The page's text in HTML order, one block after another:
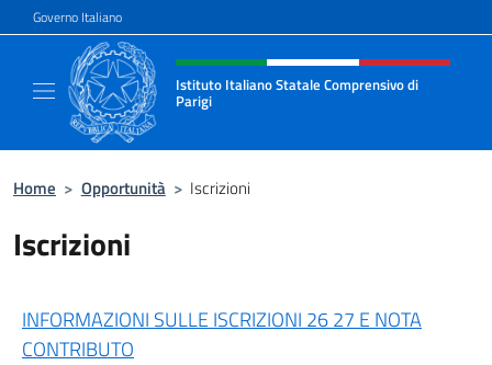
Salta al contenuto
Governo Italiano
Intestazione sito, social e menù
Istituto Italiano Statale Comprensivo di
Parigi
Home > Opportunità > Iscrizioni
Iscrizioni
INFORMAZIONI SULLE ISCRIZIONI 26 27 E NOTA
CONTRIBUTO